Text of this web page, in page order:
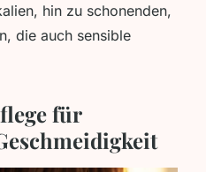
hin zu schonenden,
die auch sensible
für